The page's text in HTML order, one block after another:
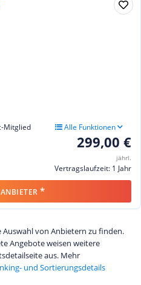
Mitglied Alle Funktionen
299,00 €
jährl.
Vertragslaufzeit: 1 Jahr
*
von Anbietern zu finden.
Angebote weisen weitere
aus. Mehr
und Sortierungsdetails